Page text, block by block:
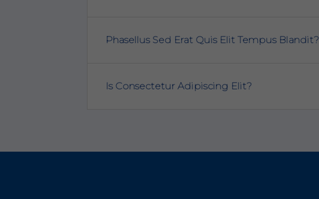
Phasellus Sed Erat Quis Elit Tempus Blandit?
Is Consectetur Adipiscing Elit?